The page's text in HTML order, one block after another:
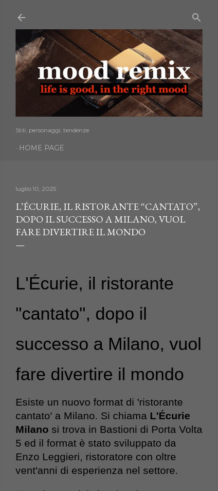
Stili, personaggi, tendenze
HOME PAGE
luglio 10, 2025
L’ÉCURIE, IL RISTORANTE “CANTATO”,
DOPO IL SUCCESSO A MILANO, VUOL
FARE DIVERTIRE IL MONDO
L'Écurie, il ristorante
"cantato", dopo il
successo a Milano, vuol
fare divertire il mondo
Esiste un nuovo format di 'ristorante
cantato' a Milano. Si chiama L'Écurie
Milano si trova in Bastioni di Porta Volta
5 ed il format è stato sviluppato da
Enzo Leggieri, ristoratore con oltre
vent'anni di esperienza nel settore.